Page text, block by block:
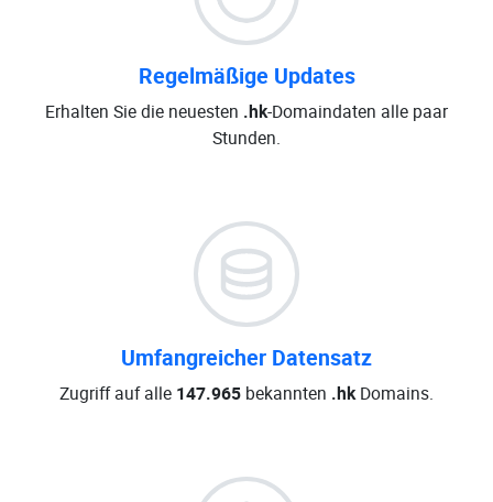
Regelmäßige Updates
Erhalten Sie die neuesten .hk-Domaindaten alle paar
Stunden.
Umfangreicher Datensatz
Zugriff auf alle 147.965 bekannten .hkDomains.